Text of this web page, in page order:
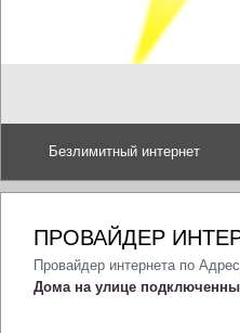
Безлимитный интернет
ПРОВАЙДЕР
Провайдер интернета по
Дома на улице